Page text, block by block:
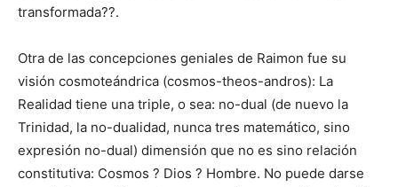
transformada??.
Otra de las concepciones geniales de Raimon fue su
visión cosmoteándrica (cosmos-theos-andros): La
Realidad tiene una triple, o sea: no-dual (de nuevo la
Trinidad, la no-dualidad, nunca tres matemático, sino
expresión no-dual) dimensión que no es sino relación
constitutiva: Cosmos ? Dios ? Hombre. No puede darse